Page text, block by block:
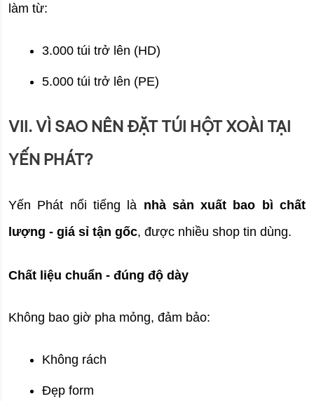
làm từ:
3.000 túi trở lên (HD)
5.000 túi trở lên (PE)
VII. VÌ SAO NÊN ĐẶT TÚI HỘT XOÀI TẠI
YẾN PHÁT?
Yến Phát nổi tiếng là nhà sản xuất bao bì chất
lượng - giá sỉ tận gốc, được nhiều shop tin dùng.
Chất liệu chuẩn - đúng độ dày
Không bao giờ pha mỏng, đảm bảo:
Không rách
Đẹp form